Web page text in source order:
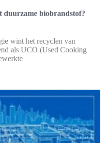
duurzame biobrandstof?
wint het recyclen van
als UCO (Used Cooking